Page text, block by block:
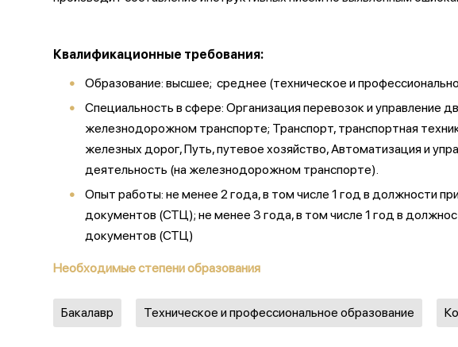
Квалификационные требования:
Образование: высшее; среднее (техническое и
Специальность в сфере: Организация перевозок и
железнодорожном транспорте; Транспорт, транспортная
железных дорог, Путь, путевое хозяйство, Автоматизация и
деятельность (на железнодорожном транспорте).
Опыт работы: не менее 2 года, в том числе 1 год в должности
документов (СТЦ); не менее 3 года, в том числе 1 год в
документов (СТЦ)
Необходимые степени образования
Бакалавр Техническое и профессиональное образование